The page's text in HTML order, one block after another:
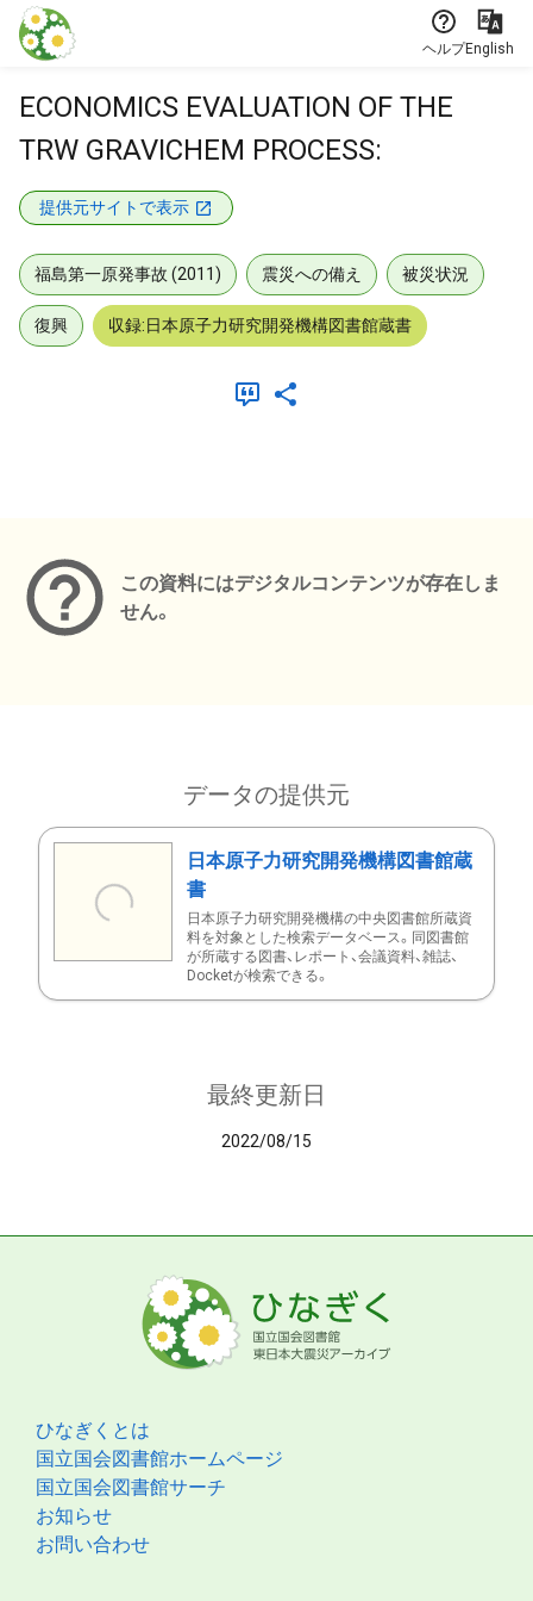
本文に飛ぶ
ヘルプEnglish
ECONOMICS EVALUATION OF THE
TRW GRAVICHEM PROCESS:
提供元サイトで表示
福島第一原発事故 (2011) 震災への備え 被災状況
復興 収録:日本原子力研究開発機構図書館蔵書
この資料にはデジタルコンテンツが存在しま
せん。
データの提供元
日本原子力研究開発機構図書館蔵
書
日本原子力研究開発機構の中央図書館所蔵資
料を対象とした検索データベース。同図書館
が所蔵する図書、レポート、会議資料、雑誌、
Docketが検索できる。
最終更新日
2022/08/15
ひなぎくとは
国立国会図書館ホームページ
国立国会図書館サーチ
お知らせ
お問い合わせ